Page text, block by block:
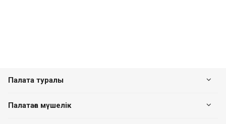
Палата туралы
Палатаға мүшелік